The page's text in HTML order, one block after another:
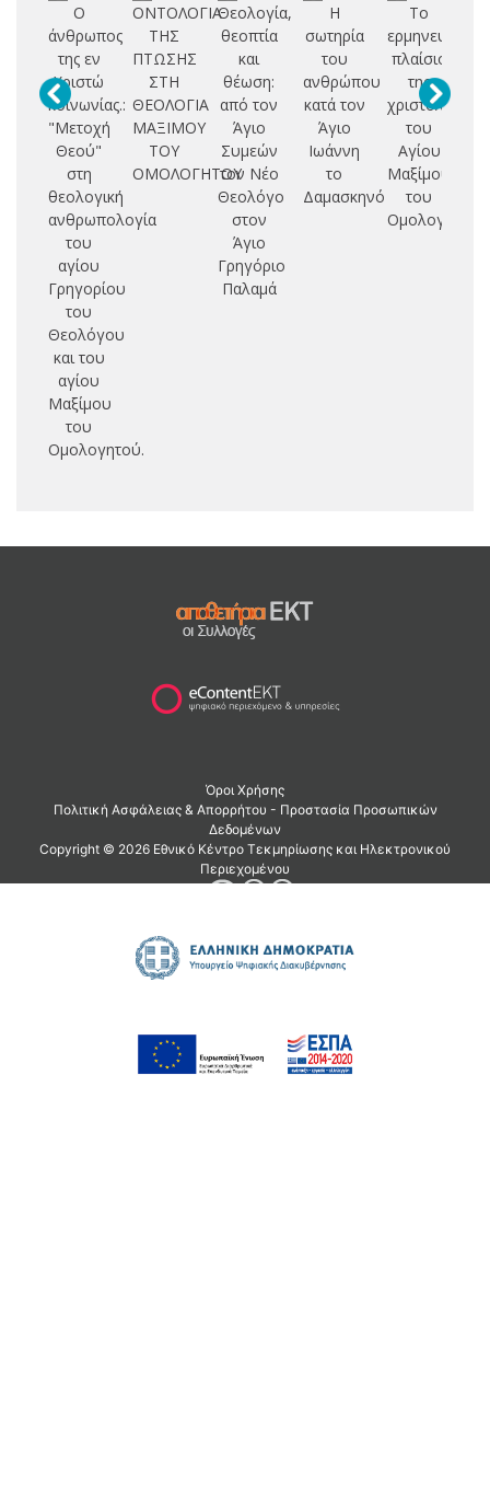
Ο
άνθρωπος
της εν
Χριστώ
κοινωνίας.:
"Μετοχή
Θεού"
στη
θεολογική
ανθρωπολογία
του
αγίου
Γρηγορίου
του
Θεολόγου
και του
αγίου
Μαξίμου
του
Ομολογητού.
ΟΝΤΟΛΟΓΙΑ
ΤΗΣ
ΠΤΩΣΗΣ
ΣΤΗ
ΘΕΟΛΟΓΙΑ
ΜΑΞΙΜΟΥ
ΤΟΥ
ΟΜΟΛΟΓΗΤΟΥ
Θεολογία,
θεοπτία
και
θέωση:
από τον
Άγιο
Συμεών
τον Νέο
Θεολόγο
στον
Άγιο
Γρηγόριο
Παλαμά
Η
σωτηρία
του
ανθρώπου
κατά τον
Άγιο
Ιωάννη
το
Δαμασκηνό
Το
ερμηνευτικό
πλαίσιο
της
χριστολογίας
του
Αγίου
Μαξίμου
του
Ομολογητού